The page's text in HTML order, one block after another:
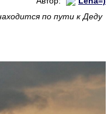
по пути к Деду